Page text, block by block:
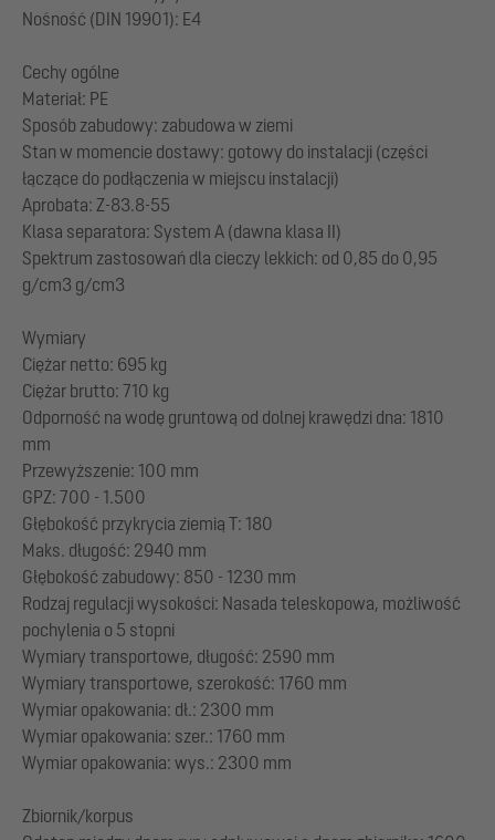
Nośność (DIN 19901): E4
Cechy ogólne
Materiał: PE
Sposób zabudowy: zabudowa w ziemi
Stan w momencie dostawy: gotowy do instalacji (części
łączące do podłączenia w miejscu instalacji)
Aprobata: Z-83.8-55
Klasa separatora: System A (dawna klasa II)
Spektrum zastosowań dla cieczy lekkich: od 0,85 do 0,95
g/cm3 g/cm3
Wymiary
Ciężar netto: 695 kg
Ciężar brutto: 710 kg
Odporność na wodę gruntową od dolnej krawędzi dna: 1810
mm
Przewyższenie: 100 mm
GPZ: 700 - 1.500
Głębokość przykrycia ziemią T: 180
Maks. długość: 2940 mm
Głębokość zabudowy: 850 - 1230 mm
Rodzaj regulacji wysokości: Nasada teleskopowa, możliwość
pochylenia o 5 stopni
Wymiary transportowe, długość: 2590 mm
Wymiary transportowe, szerokość: 1760 mm
Wymiar opakowania: dł.: 2300 mm
Wymiar opakowania: szer.: 1760 mm
Wymiar opakowania: wys.: 2300 mm
Zbiornik/korpus